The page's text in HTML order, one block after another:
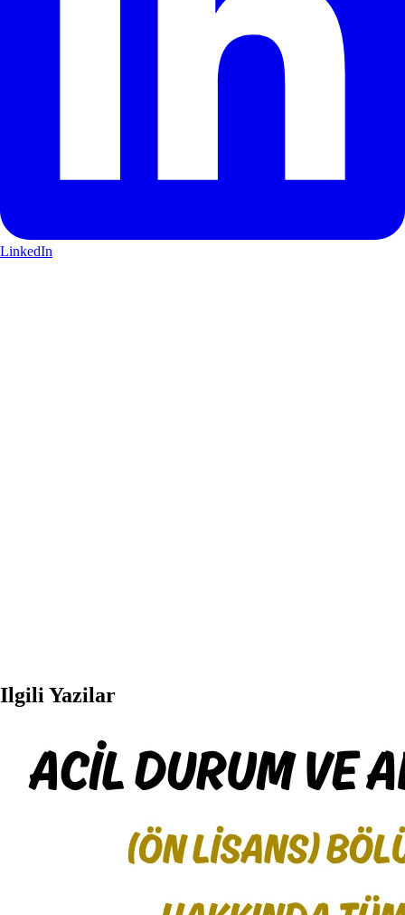
LinkedIn
Ilgili Yazilar